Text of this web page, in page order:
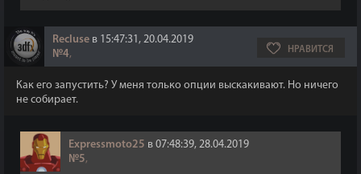
Recluse в 15:47:31, 20.04.2019
№4, НРАВИТСЯ
Как его запустить? У меня только опции выскакивают. Но ничего
не собирает.
Expressmoto25 в 07:48:39, 28.04.2019
№5,